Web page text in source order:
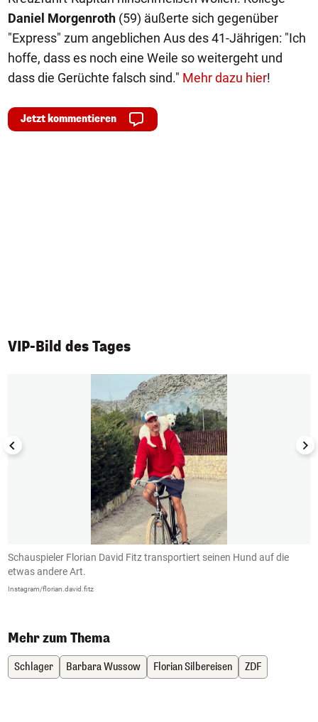
Daniel Morgenroth (59) äußerte sich gegenüber
"Express" zum angeblichen Aus des 41-Jährigen: "Ich
hoffe, dass es noch eine Weile so weitergeht und
dass die Gerüchte falsch sind." Mehr dazu hier!
Jetzt kommentieren
VIP-Bild des Tages
1/50
Schauspieler Florian David Fitz transportiert seinen Hund auf die
etwas andere Art.
Instagram/florian.david.fitz
Mehr zum Thema
Schlager Barbara Wussow Florian Silbereisen ZDF